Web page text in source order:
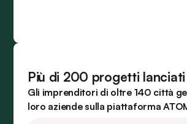
Più di 200 progetti lanciati
Gli imprenditori di oltre 140 città
loro aziende sulla piattaforma